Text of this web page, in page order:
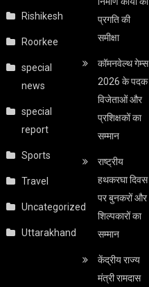
Rishikesh
Roorkee
special
news
special
report
Sports
Travel
Uncategorized
Uttarakhand
प्रगति की
समीक्षा
कॉमनवेल्थ गेम्स
2026 के पदक
विजेताओं और
प्रशिक्षकों का
सम्मान
राष्ट्रीय
हथकरघा दिवस
पर बुनकरों और
शिल्पकारों का
सम्मान
केंद्रीय राज्य
मंत्री रामदास